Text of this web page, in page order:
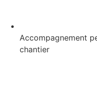
Accompagnement
chantier